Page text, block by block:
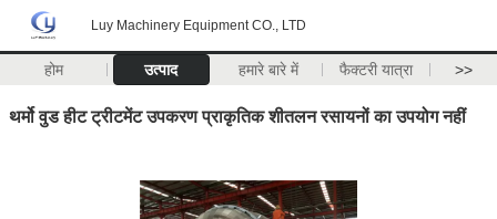
Luy Machinery Equipment CO., LTD
होम उत्पाद हमारे बारे में फैक्टरी यात्रा >>
थर्मो वुड हीट ट्रीटमेंट उपकरण प्राकृतिक शीतलन रसायनों का उपयोग नहीं